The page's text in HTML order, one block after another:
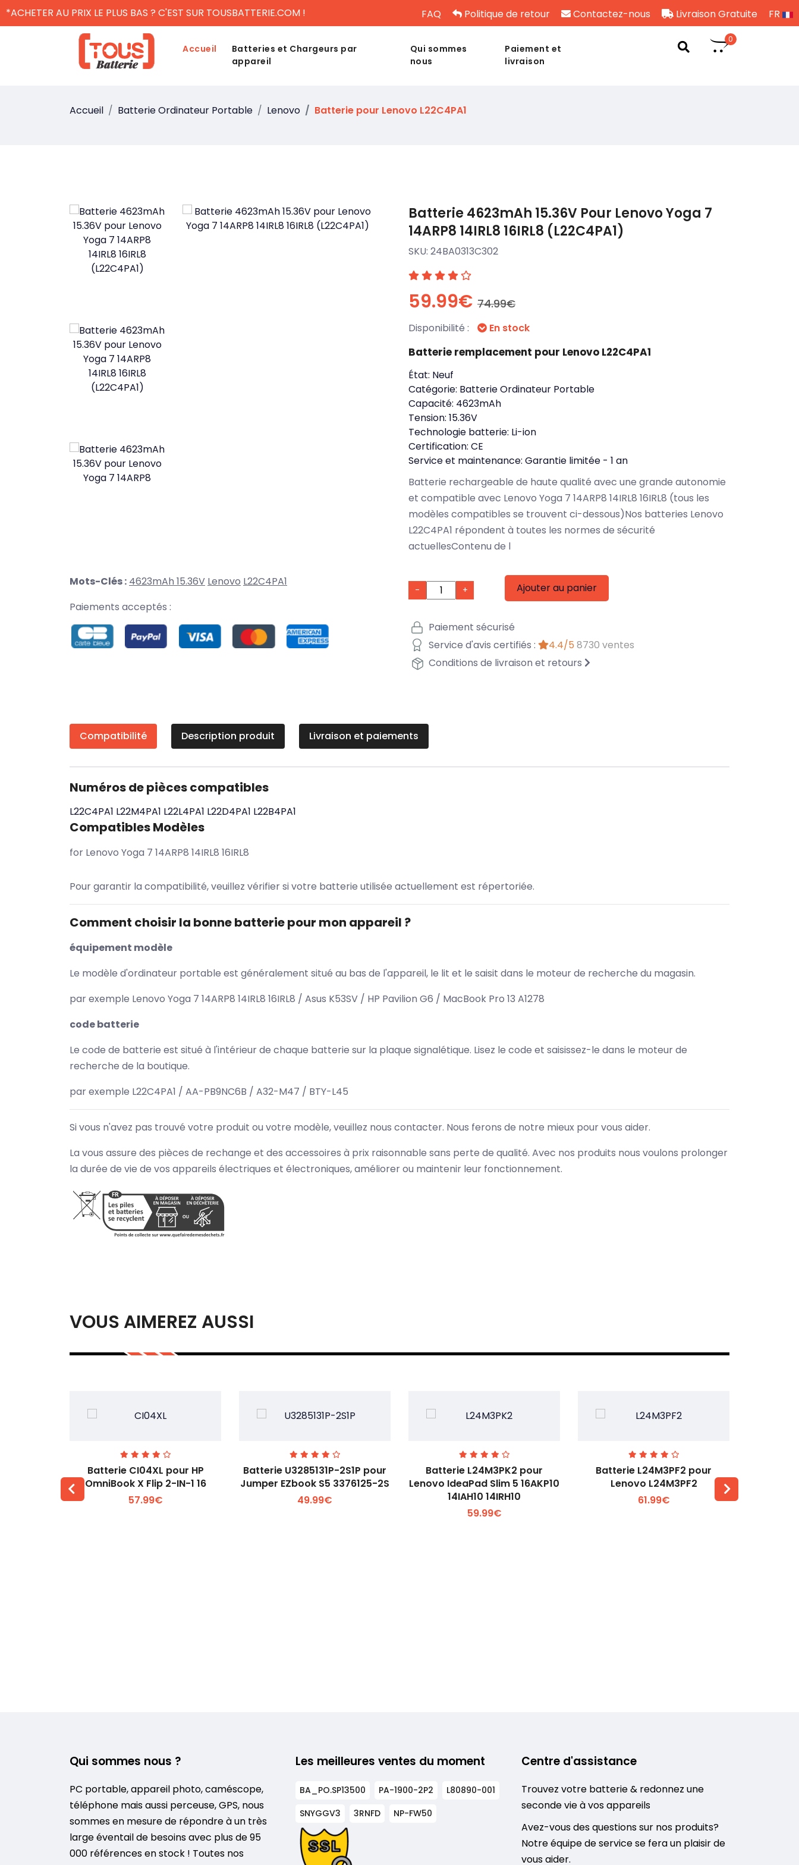
*ACHETER AU PRIX LE PLUS BAS ? C'EST SUR TOUSBATTERIE.COM ! FAQ Politique de retour Contactez-nous Livraison Gratuite FR
Accueil
Batteries et Chargeurs par
appareil
Qui sommes
nous
Paiement et
livraison
0
Accueil Batterie Ordinateur Portable Lenovo Batterie pour Lenovo L22C4PA1
Mots-Clés : 4623mAh 15.36V Lenovo L22C4PA1
Paiements acceptés :
Batterie 4623mAh 15.36V Pour Lenovo Yoga 7
14ARP8 14IRL8 16IRL8 (L22C4PA1)
SKU: 24BA0313C302
59.99€ 74.99€
Disponibilité : En stock
Batterie remplacement pour Lenovo L22C4PA1
État: Neuf
Catégorie: Batterie Ordinateur Portable
Capacité: 4623mAh
Tension: 15.36V
Technologie batterie: Li-ion
Certification: CE
Service et maintenance: Garantie limitée - 1 an
Batterie rechargeable de haute qualité avec une grande autonomie
et compatible avec Lenovo Yoga 7 14ARP8 14IRL8 16IRL8 (tous les
modèles compatibles se trouvent ci-dessous)Nos batteries Lenovo
L22C4PA1 répondent à toutes les normes de sécurité
actuellesContenu de l
- + Ajouter au panier
Paiement sécurisé
Service d'avis certifiés :
4.4/5 8730 ventes
Conditions de livraison et retours
Compatibilité Description produit Livraison et paiements
Numéros de pièces compatibles
L22C4PA1 L22M4PA1 L22L4PA1 L22D4PA1 L22B4PA1
Compatibles Modèles
for Lenovo Yoga 7 14ARP8 14IRL8 16IRL8
Pour garantir la compatibilité, veuillez vérifier si votre batterie utilisée actuellement est répertoriée.
Comment choisir la bonne batterie pour mon appareil ?
équipement modèle
Le modèle d'ordinateur portable est généralement situé au bas de l'appareil, le lit et le saisit dans le moteur de recherche du magasin.
par exemple Lenovo Yoga 7 14ARP8 14IRL8 16IRL8 / Asus K53SV / HP Pavilion G6 / MacBook Pro 13 A1278
code batterie
Le code de batterie est situé à l'intérieur de chaque batterie sur la plaque signalétique. Lisez le code et saisissez-le dans le moteur de
recherche de la boutique.
par exemple L22C4PA1 / AA-PB9NC6B / A32-M47 / BTY-L45
Si vous n'avez pas trouvé votre produit ou votre modèle, veuillez nous contacter. Nous ferons de notre mieux pour vous aider.
La vous assure des pièces de rechange et des accessoires à prix raisonnable sans perte de qualité. Avec nos produits nous voulons prolonger
la durée de vie de vos appareils électriques et électroniques, améliorer ou maintenir leur fonctionnement.
VOUS AIMEREZ AUSSI
Voir plus +
Batterie CI04XL pour HP
OmniBook X Flip 2-IN-1 16
57.99€
Voir plus +
Batterie U3285131P-2S1P pour
Jumper EZbook S5 3376125-2S
49.99€
Voir plus +
Batterie L24M3PK2 pour
Lenovo IdeaPad Slim 5 16AKP10
14IAH10 14IRH10
59.99€
Voir plus +
Batterie L24M3PF2 pour
Lenovo L24M3PF2
61.99€
Qui sommes nous ?
PC portable, appareil photo, caméscope,
téléphone mais aussi perceuse, GPS, nous
sommes en mesure de répondre à un très
large éventail de besoins avec plus de 95
000 références en stock ! Toutes nos
Les meilleures ventes du moment
BA_PO.SP13500 PA-1900-2P2
L80890-001
SNYGGV3
3RNFD NP-FW50
Centre d'assistance
Trouvez votre batterie & redonnez une
seconde vie à vos appareils
Avez-vous des questions sur nos produits?
Notre équipe de service se fera un plaisir de
vous aider.